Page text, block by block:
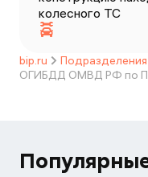
колесного ТС
bip.ru